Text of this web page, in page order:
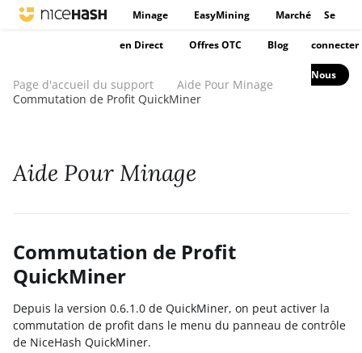
Minage EasyMining Marché
en Direct Offres OTC Blog
Se
connecter
Nous
Page d'accueil du support
Aide Pour Minage
Commutation de Profit QuickMiner
Aide Pour Minage
Commutation de Profit
QuickMiner
Depuis la version 0.6.1.0 de QuickMiner, on peut activer la
commutation de profit dans le menu du panneau de contrôle
de NiceHash QuickMiner.